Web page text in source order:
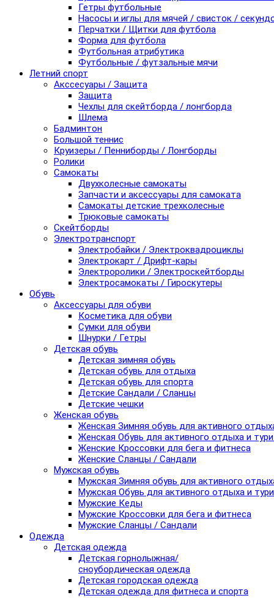
Гетры футбольные
Насосы и иглы для мячей / свисток /
Перчатки / Щитки для футбола
Форма для футбола
Футбольная атрибутика
Футбольные / футзальные мячи
Летний спорт
Акссесуары / Защита
Защита
Чехлы для скейтборда / лонгборда
Шлема
Бадминтон
Большой теннис
Круизеры / Пенниборды / Лонгборды
Ролики
Самокаты
Двухколесные самокаты
Запчасти и аксессуары для самоката
Самокаты детские трехколесные
Трюковые самокаты
Скейтборды
Электротранспорт
Электробайки / Электроквадроциклы
Электрокарт / Дрифт-кары
Электроролики / Электроскейтборды
Электросамокаты / Гироскутеры
Обувь
Аксессуары для обуви
Косметика для обуви
Сумки для обуви
Шнурки / Гетры
Детская обувь
Детская зимняя обувь
Детская обувь для отдыха
Детская обувь для спорта
Детские Сандали / Сланцы
Детские чешки
Женская обувь
Женская Зимняя обувь для активного
Женская Обувь для активного отдыха и
Женские Кроссовки для бега и фитнеса
Женские Сланцы / Сандали
Мужская обувь
Мужская Зимняя обувь для активного
Мужская Обувь для активного отдыха и
Мужские Кеды
Мужские Кроссовки для бега и фитнеса
Мужские Сланцы / Сандали
Одежда
Детская одежда
Детская горнолыжная/
сноубордическая одежда
Детская городская одежда
Детская одежда для фитнеса и спорта